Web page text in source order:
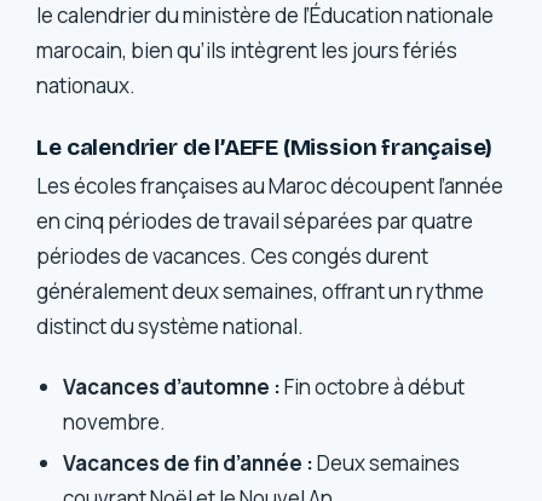
le calendrier du ministère de l’Éducation nationale
marocain, bien qu’ils intègrent les jours fériés
nationaux.
Le calendrier de l’AEFE (Mission française)
Les écoles françaises au Maroc découpent l’année
en cinq périodes de travail séparées par quatre
périodes de vacances. Ces congés durent
généralement deux semaines, offrant un rythme
distinct du système national.
Vacances d’automne :Fin octobre à début
novembre.
Vacances de fin d’année :Deux semaines